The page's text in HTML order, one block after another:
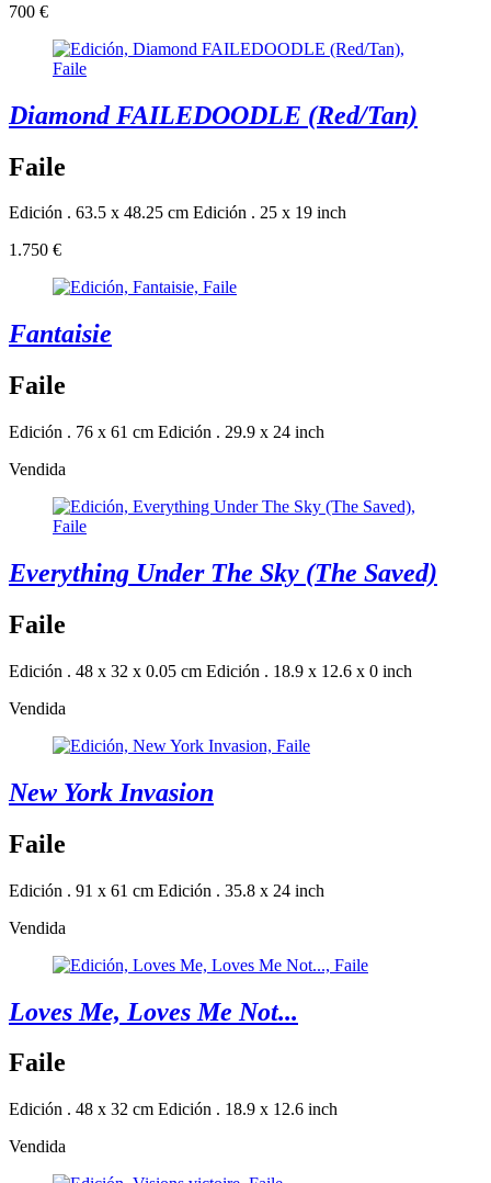
700 €
Diamond FAILEDOODLE (Red/Tan)
Faile
Edición . 63.5 x 48.25 cm Edición . 25 x 19 inch
1.750 €
Fantaisie
Faile
Edición . 76 x 61 cm Edición . 29.9 x 24 inch
Vendida
Everything Under The Sky (The Saved)
Faile
Edición . 48 x 32 x 0.05 cm Edición . 18.9 x 12.6 x 0 inch
Vendida
New York Invasion
Faile
Edición . 91 x 61 cm Edición . 35.8 x 24 inch
Vendida
Loves Me, Loves Me Not...
Faile
Edición . 48 x 32 cm Edición . 18.9 x 12.6 inch
Vendida